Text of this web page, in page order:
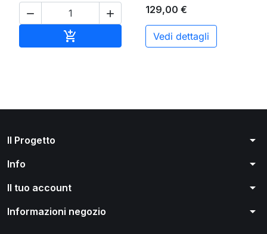
 
 Aggiungi al carrello
129,00 €
Vedi dettagli
Il Progetto arrow_drop_down
Info arrow_drop_down
Il tuo account arrow_drop_down
Informazioni negozio arrow_drop_down